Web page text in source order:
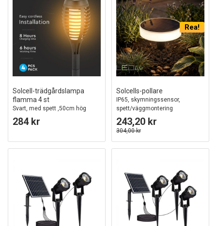
Solcell-trädgårdslampa
flamma 4 st
Svart, med spett ,50cm hög
284 kr
Rea!
Solcells-pollare
IP65, skymningssensor,
spett/väggmontering
243,20 kr
304,00 kr